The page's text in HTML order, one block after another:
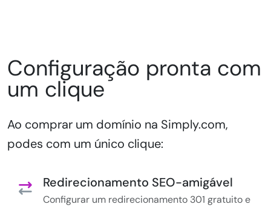
Configuração pronta com
um clique
Ao comprar um domínio na Simply.com,
podes com um único clique:
Redirecionamento SEO-amigável
Configurar um redirecionamento 301 gratuito e